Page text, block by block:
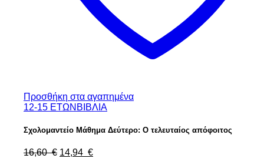
Προσθήκη στα αγαπημένα
12-15 ΕΤΩΝ ΒΙΒΛΙΑ
Σχολομαντείο Μάθημα Δεύτερο: Ο τελευταίος απόφοιτος
16,60 € Original
14,94 €Η